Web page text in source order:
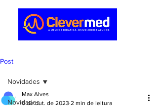
Post
Novidades
Novidades
Max Alves
6 de out. de 2023 2 min de leitura